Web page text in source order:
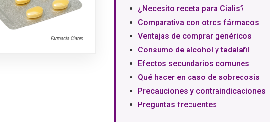
¿Necesito receta para Cialis?
Comparativa con otros fármacos
Ventajas de comprar genéricos
Consumo de alcohol y tadalafil
Efectos secundarios comunes
Qué hacer en caso de sobredosis
Precauciones y contraindicaciones
Preguntas frecuentes